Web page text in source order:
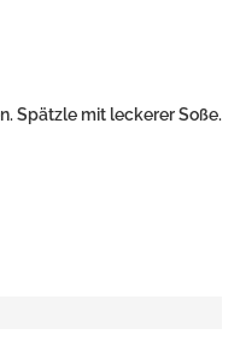
Spätzle mit leckerer Soße.